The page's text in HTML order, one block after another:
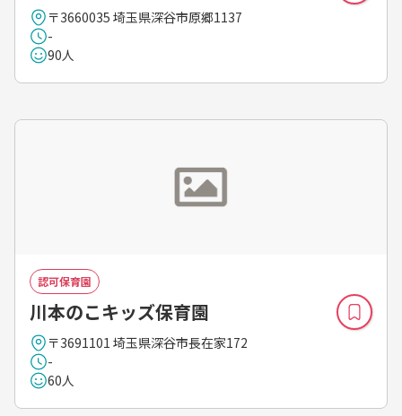
〒3660035 埼玉県深谷市原郷1137
-
90人
認可保育園
川本のこキッズ保育園
〒3691101 埼玉県深谷市長在家172
-
60人